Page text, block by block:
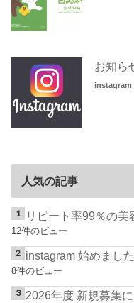
お知ら
instagram
人気の記事
リピート率99％の美
12件のビュー
instagram 始めました
8件のビュー
2026年度 新規募集